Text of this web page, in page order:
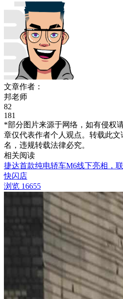
文章作者：
邦老师
82
181
*部分图片来源于网络，如有侵权
章仅代表作者个人观点。转载此
名，违规转载法律必究。
相关阅读
捷达首款纯电轿车M6线下亮相，
快闪店
浏览 16655